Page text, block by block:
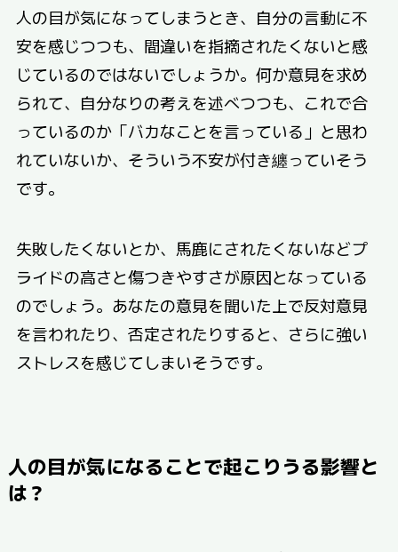
人の目が気になってしまうとき、自分の言動に不
安を感じつつも、間違いを指摘されたくないと感
じているのではないでしょうか。何か意見を求め
られて、自分なりの考えを述べつつも、これで合
っているのか「バカなことを言っている」と思わ
れていないか、そういう不安が付き纏っていそう
です。
失敗したくないとか、馬鹿にされたくないなどプ
ライドの高さと傷つきやすさが原因となっている
のでしょう。あなたの意見を聞いた上で反対意見
を言われたり、否定されたりすると、さらに強い
ストレスを感じてしまいそうです。
人の目が気になることで起こりうる影響と
は？